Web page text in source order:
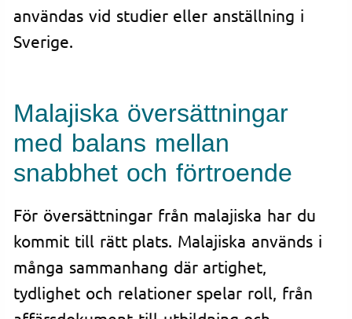
användas vid studier eller anställning i
Sverige.
Malajiska översättningar
med balans mellan
snabbhet och förtroende
För översättningar från malajiska har du
kommit till rätt plats. Malajiska används i
många sammanhang där artighet,
tydlighet och relationer spelar roll, från